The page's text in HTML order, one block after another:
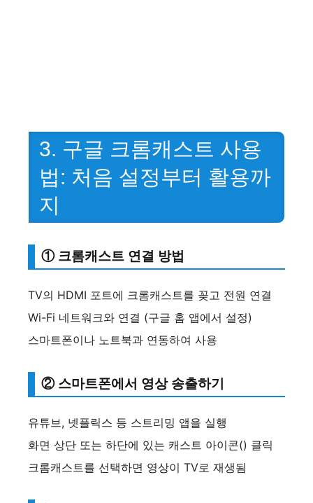
3. 구글 크롬캐스트 사용
법: 처음 설정부터 활용까
지
① 크롬캐스트 연결 방법
TV의 HDMI 포트에 크롬캐스트를 꽂고 전원 연결
Wi-Fi 네트워크와 연결 (구글 홈 앱에서 설정)
스마트폰이나 노트북과 연동하여 사용
② 스마트폰에서 영상 송출하기
유튜브, 넷플릭스 등 스트리밍 앱을 실행
화면 상단 또는 하단에 있는 캐스트 아이콘() 클릭
크롬캐스트를 선택하면 영상이 TV로 재생됨